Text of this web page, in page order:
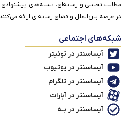
مطالب تحلیلی و رسانه‌ای، بسته‌های
در عرصه بین‌الملل و فضای رسانه‌ای ارائه
شبکه‌های اجتماعی
آیساسنتر در توئیتر
آیساسنتر در یوتیوب
آیساسنتر در تلگرام
آیساسنتر در آپارات
آیساسنتر در بله